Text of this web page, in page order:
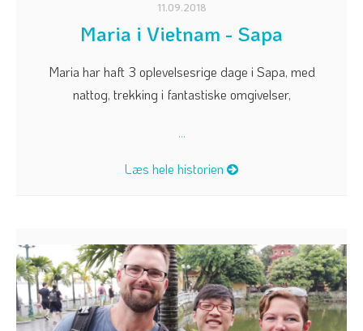
11.09.2018
Maria i Vietnam - Sapa
Maria har haft 3 oplevelsesrige dage i Sapa, med
nattog, trekking i fantastiske omgivelser,
...
Læs hele historien